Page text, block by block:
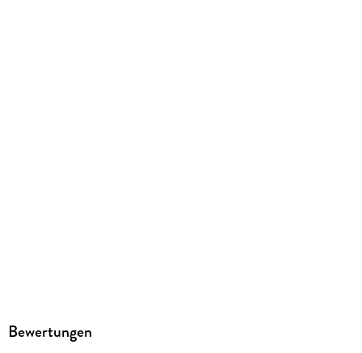
Bewertungen